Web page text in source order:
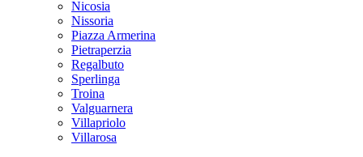
Nicosia
Nissoria
Piazza Armerina
Pietraperzia
Regalbuto
Sperlinga
Troina
Valguarnera
Villapriolo
Villarosa